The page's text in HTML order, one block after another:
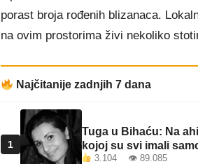
t
porast broja rođenih blizanaca.
na ovim prostorima živi nekoliko
Najčitanije zadnjih 7 dana
1
Tuga u Bihaću: Na
kojoj su svi imali
3.104 👁 89.085